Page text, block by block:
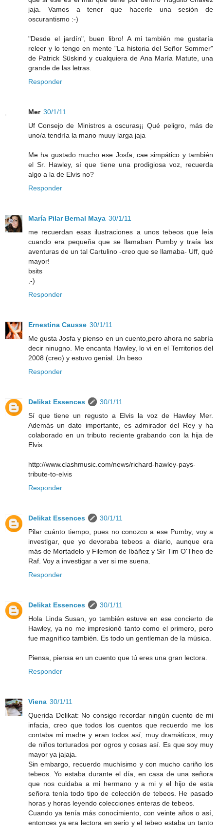
jaja. Vamos a tener que hacerle una sesión de
oscurantismo :-)
"Desde el jardín", buen libro! A mi también me gustaría
releer y lo tengo en mente "La historia del Señor Sommer"
de Patrick Süskind y cualquiera de Ana María Matute, una
grande de las letras.
Responder
Mer 30/1/11
Uf Consejo de Ministros a oscuras¡¡ Qué peligro, más de
uno/a tendría la mano muuy larga jaja
Me ha gustado mucho ese Josfa, cae simpático y también
el Sr. Hawley, sí que tiene una prodigiosa voz, recuerda
algo a la de Elvis no?
Responder
María Pilar Bernal Maya 30/1/11
me recuerdan esas ilustraciones a unos tebeos que leía
cuando era pequeña que se llamaban Pumby y traía las
aventuras de un tal Cartulino -creo que se llamaba- Uff, qué
mayor!
bsits
;-)
Responder
Ernestina Causse 30/1/11
Me gusta Josfa y pienso en un cuento,pero ahora no sabría
decir ninugno. Me encanta Hawley, lo vi en el Territorios del
2008 (creo) y estuvo genial. Un beso
Responder
Delikat Essences
30/1/11
Sí que tiene un regusto a Elvis la voz de Hawley Mer.
Además un dato importante, es admirador del Rey y ha
colaborado en un tributo reciente grabando con la hija de
Elvis.
http://www.clashmusic.com/news/richard-hawley-pays-
tribute-to-elvis
Responder
Delikat Essences
30/1/11
Pilar cuánto tiempo, pues no conozco a ese Pumby, voy a
investigar, que yo devoraba tebeos a diario, aunque era
más de Mortadelo y Filemon de Ibáñez y Sir Tim O'Theo de
Raf. Voy a investigar a ver si me suena.
Responder
Delikat Essences
30/1/11
Hola Linda Susan, yo también estuve en ese concierto de
Hawley, ya no me impresionó tanto como el primero, pero
fue magnífico también. Es todo un gentleman de la música.
Piensa, piensa en un cuento que tú eres una gran lectora.
Responder
Viena 30/1/11
Querida Delikat: No consigo recordar ningún cuento de mi
infacia, creo que todos los cuentos que recuerdo me los
contaba mi madre y eran todos así, muy dramáticos, muy
de niños torturados por ogros y cosas así. Es que soy muy
mayor ya jajaja.
Sin embargo, recuerdo muchísimo y con mucho cariño los
tebeos. Yo estaba durante el día, en casa de una señora
que nos cuidaba a mi hermano y a mi y el hijo de esta
señora tenía todo tipo de colección de tebeos. He pasado
horas y horas leyendo colecciones enteras de tebeos.
Cuando ya tenía más conocimiento, con veinte años o así,
entonces ya era lectora en serio y el tebeo estaba un tanto